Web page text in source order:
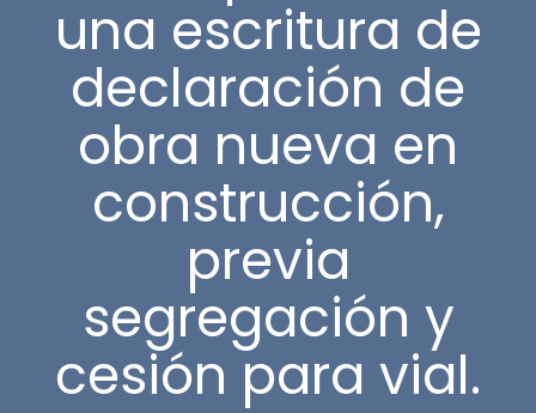
una escritura de
declaración de
obra nueva en
construcción,
previa
segregación y
cesión para vial.